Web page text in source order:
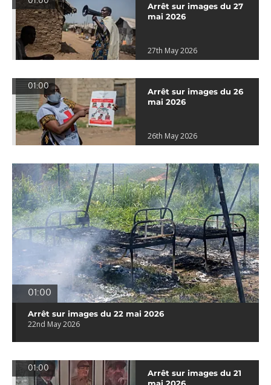
Arrêt sur images du 27
mai 2026
27th May 2026
01:00
Arrêt sur images du 26
mai 2026
26th May 2026
01:00
Arrêt sur images du 22 mai 2026
22nd May 2026
01:00
Arrêt sur images du 21